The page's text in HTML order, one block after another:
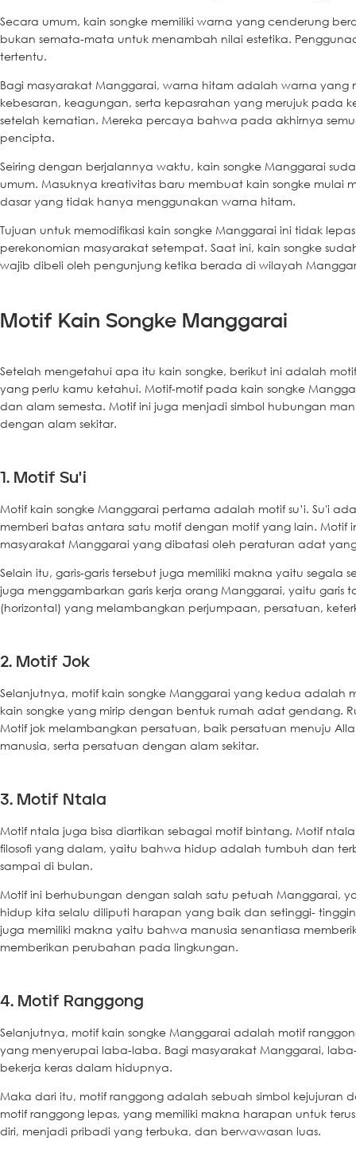
Secara umum, kain songke memiliki warna yang cenderung
bukan semata-mata untuk menambah nilai estetika.
tertentu.
Bagi masyarakat Manggarai, warna hitam adalah warna yang
kebesaran, keagungan, serta kepasrahan yang merujuk pada
setelah kematian. Mereka percaya bahwa pada akhirnya
pencipta.
Seiring dengan berjalannya waktu, kain songke Manggarai
umum. Masuknya kreativitas baru membuat kain songke mulai
dasar yang tidak hanya menggunakan warna hitam.
Tujuan untuk memodifikasi kain songke Manggarai ini tidak
perekonomian masyarakat setempat. Saat ini, kain songke
wajib dibeli oleh pengunjung ketika berada di wilayah
Motif Kain Songke Manggarai
Setelah mengetahui apa itu kain songke, berikut ini adalah
yang perlu kamu ketahui. Motif-motif pada kain songke
dan alam semesta. Motif ini juga menjadi simbol hubungan
dengan alam sekitar.
1. Motif Su'i
Motif kain songke Manggarai pertama adalah motif su’i. Su'i
memberi batas antara satu motif dengan motif yang lain.
masyarakat Manggarai yang dibatasi oleh peraturan adat
Selain itu, garis-garis tersebut juga memiliki makna yaitu segala
juga menggambarkan garis kerja orang Manggarai, yaitu garis
(horizontal) yang melambangkan perjumpaan, persatuan,
2. Motif Jok
Selanjutnya, motif kain songke Manggarai yang kedua adalah
kain songke yang mirip dengan bentuk rumah adat gendang.
Motif jok melambangkan persatuan, baik persatuan menuju
manusia, serta persatuan dengan alam sekitar.
3. Motif Ntala
Motif ntala juga bisa diartikan sebagai motif bintang. Motif
filosofi yang dalam, yaitu bahwa hidup adalah tumbuh dan
sampai di bulan.
Motif ini berhubungan dengan salah satu petuah Manggarai,
hidup kita selalu diliputi harapan yang baik dan setinggi-
juga memiliki makna yaitu bahwa manusia senantiasa
memberikan perubahan pada lingkungan.
4. Motif Ranggong
Selanjutnya, motif kain songke Manggarai adalah motif
yang menyerupai laba-laba. Bagi masyarakat Manggarai,
bekerja keras dalam hidupnya.
Maka dari itu, motif ranggong adalah sebuah simbol kejujuran
motif ranggong lepas, yang memiliki makna harapan untuk
diri, menjadi pribadi yang terbuka, dan berwawasan luas.